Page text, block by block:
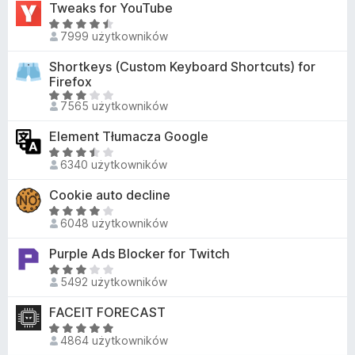
5
4
,
7
5
n
a
3
/
5
Tweaks for YouTube
O
c
e
n
a
:
,
6
5
7999 użytkowników
Shortkeys (Custom Keyboard Shortcuts) for
Firefox
O
c
e
n
a
3
,
1
/
5
7565 użytkowników
Element Tłumacza Google
O
c
e
n
a
3
,
7
5
6340 użytkowników
Cookie auto decline
O
c
e
n
a
4
,
2
6048 użytkowników
Purple Ads Blocker for Twitch
O
c
e
n
a
5492 użytkowników
FACEIT FORECAST
O
c 4864 użytkowników